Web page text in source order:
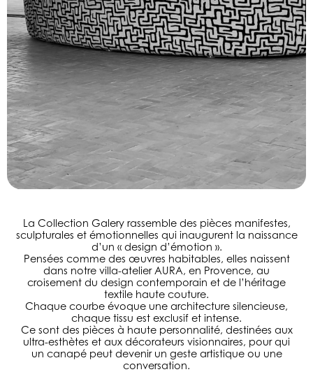
La Collection Galery rassemble des pièces manifestes,
sculpturales et émotionnelles qui inaugurent la naissance
d’un « design d’émotion ».
Pensées comme des œuvres habitables, elles naissent
dans notre villa-atelier AURA, en Provence, au
croisement du design contemporain et de l’héritage
textile haute couture.
Chaque courbe évoque une architecture silencieuse,
chaque tissu est exclusif et intense.
Ce sont des pièces à haute personnalité, destinées aux
ultra-esthètes et aux décorateurs visionnaires, pour qui
un canapé peut devenir un geste artistique ou une
conversation.